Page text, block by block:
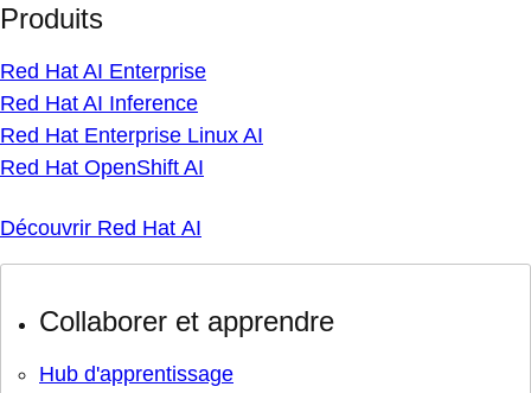
Produits
Red Hat AI Enterprise
Red Hat AI Inference
Red Hat Enterprise Linux AI
Red Hat OpenShift AI
Découvrir Red Hat AI
Collaborer et apprendre
Hub d'apprentissage